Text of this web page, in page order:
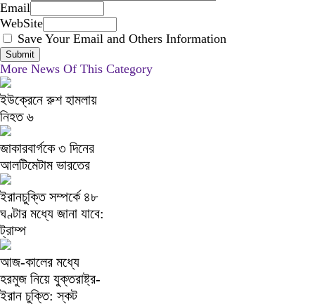
Email
WebSite
Save Your Email and Others Information
More News Of This Category
ইউক্রেনে রুশ হামলায়
নিহত ৬
জাকারবার্গকে ৩ দিনের
আলটিমেটাম ভারতের
ইরানচুক্তি সম্পর্কে ৪৮
ঘণ্টার মধ্যে জানা যাবে:
ট্রাম্প
আজ-কালের মধ্যে
হরমুজ নিয়ে যুক্তরাষ্ট্র-
ইরান চুক্তি: স্কট